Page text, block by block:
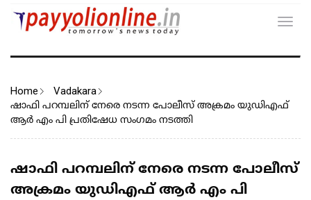
Home Vadakara
ഷാഫി പറമ്പലിന് നേരെ നടന്ന പോലീസ് അക്രമം യുഡിഎഫ്
ആർ എം പി പ്രതിഷേധ സംഗമം നടത്തി
ഷാഫി പറമ്പലിന് നേരെ നടന്ന പോലീസ്
അക്രമം യുഡിഎഫ് ആർ എം പി